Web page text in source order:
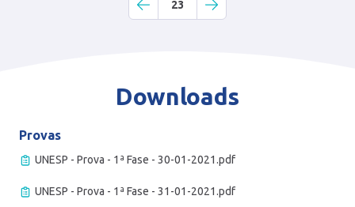
23
Downloads
Provas
UNESP - Prova - 1ª Fase - 30-01-2021.pdf
UNESP - Prova - 1ª Fase - 31-01-2021.pdf